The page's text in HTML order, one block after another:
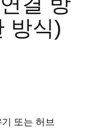
방식)
또는 허브